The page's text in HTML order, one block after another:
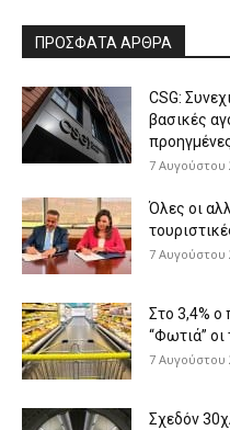
ΠΡΟΣΦΑΤΑ ΑΡΘΡΑ
CSG:
βασικές
7 Αυγούστου
Όλες οι
7 Αυγούστου
Στο 3,4% ο
“Φωτιά” οι
7 Αυγούστου
Σχεδόν